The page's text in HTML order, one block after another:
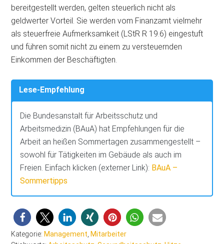
bereitgestellt werden, gelten steuerlich nicht als
geldwerter Vorteil. Sie werden vom Finanzamt vielmehr
als steuerfreie Aufmerksamkeit (LStR R 19.6) eingestuft
und führen somit nicht zu einem zu versteuernden
Einkommen der Beschäftigten.
Lese-Empfehlung
Die Bundesanstalt für Arbeitsschutz und
Arbeitsmedizin (BAuA) hat Empfehlungen für die
Arbeit an heißen Sommertagen zusammengestellt –
sowohl für Tätigkeiten im Gebäude als auch im
Freien. Einfach klicken (externer Link): BAuA –
Sommertipps
Kategorie: Management Mitarbeiter